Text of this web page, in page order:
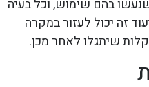
בהם שימוש, וכל בעיה
זה יכול לעזור במקרה
שיתגלו לאחר מכן.